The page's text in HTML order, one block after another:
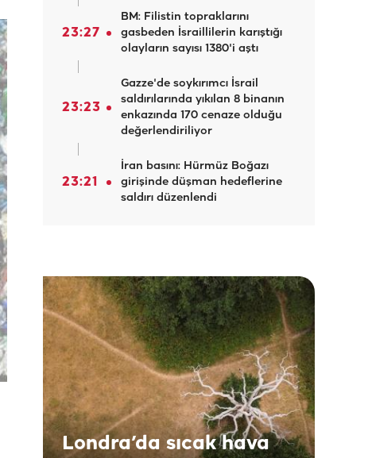
23:27
BM: Filistin topraklarını
gasbeden İsraillilerin karıştığı
olayların sayısı 1380'i aştı
23:23
Gazze'de soykırımcı İsrail
saldırılarında yıkılan 8 binanın
enkazında 170 cenaze olduğu
değerlendiriliyor
23:21
İran basını: Hürmüz Boğazı
girişinde düşman hedeflerine
saldırı düzenlendi
Londra’da sıcak hava